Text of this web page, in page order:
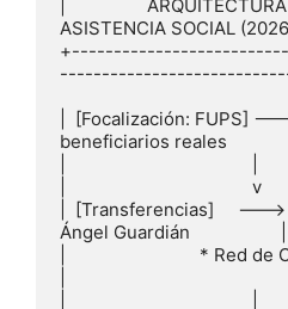
|
ASISTENCIA SOCIAL
|  [Focalización: FUPS]
beneficiarios reales
|                                       v
|  [Transferencias]     ---
Ángel Guardián                   |
|                            * Red